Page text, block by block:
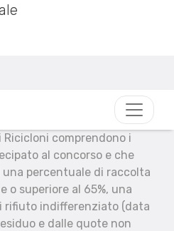
comprendono i
al concorso e che
percentuale di raccolta
o superiore al 65%, una
rifiuto indifferenziato (data
e dalle quote non